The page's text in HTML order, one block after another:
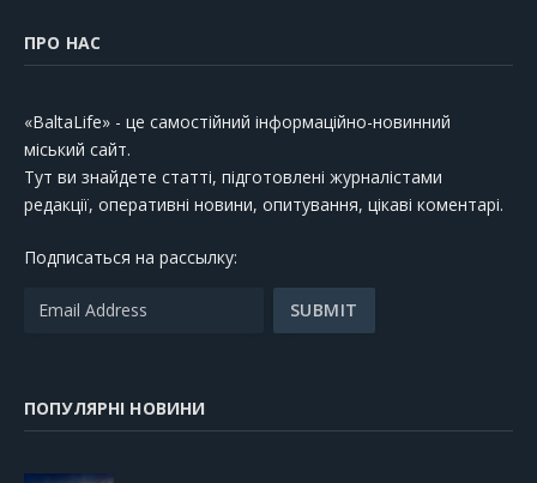
ПРО НАС
«BaltaLife» - це самостійний інформаційно-новинний
міський сайт.
Тут ви знайдете статті, підготовлені журналістами
редакції, оперативні новини, опитування, цікаві коментарі.
Подписаться на рассылку:
ПОПУЛЯРНІ НОВИНИ